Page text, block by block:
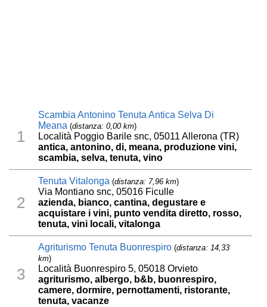
1
Scambia Antonino Tenuta Antica Selva Di
Meana (distanza: 0,00 km)
Località Poggio Barile snc, 05011 Allerona (TR)
antica, antonino, di, meana, produzione vini,
scambia, selva, tenuta, vino
2
Tenuta Vitalonga (distanza: 7,96 km)
Via Montiano snc, 05016 Ficulle
azienda, bianco, cantina, degustare e
acquistare i vini, punto vendita diretto, rosso,
tenuta, vini locali, vitalonga
3
Agriturismo Tenuta Buonrespiro (distanza: 14,33
km)
Località Buonrespiro 5, 05018 Orvieto
agriturismo, albergo, b&b, buonrespiro,
camere, dormire, pernottamenti, ristorante,
tenuta, vacanze